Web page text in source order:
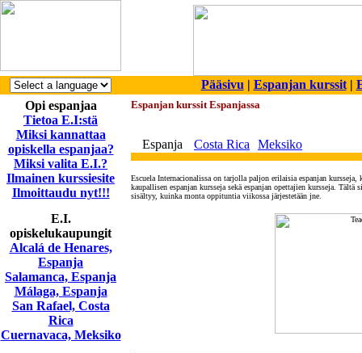
Pääsivu | Espanjan kurssit|
Opi espanjaa
Tietoa E.I:stä
Miksi kannattaa
opiskella espanjaa?
Miksi valita E.I.?
Ilmainen kurssiesite
Ilmoittaudu nyt!!!
E.I.
opiskelukaupungit
Alcalá de Henares,
Espanja
Salamanca, Espanja
Málaga, Espanja
San Rafael, Costa
Rica
Cuernavaca, Meksiko
Espanjan kurssit Espanjassa
Espanja Costa Rica Meksiko
Escuela Internacionalissa on tarjolla paljon erilaisia espanjan
kaupallisen espanjan kursseja sekä espanjan opettajien kursseja.
sisältyy, kuinka monta oppituntia viikossa järjestetään jne.